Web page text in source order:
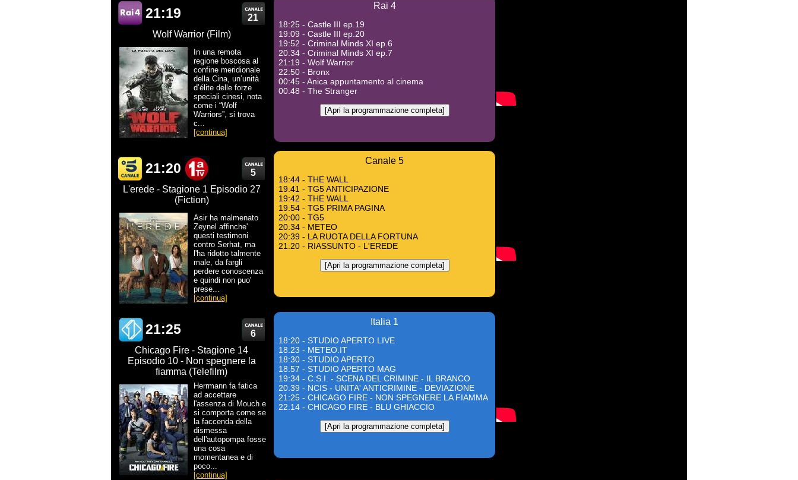
21:19
21
Wolf Warrior (Film)
In una remota
regione boscosa al
confine meridionale
della Cina, un’unità
d’élite delle forze
speciali cinesi, nota
come i “Wolf
Warriors”, si trova
c...
[continua]
Rai 4
18:25 - Castle III ep.19
19:09 - Castle III ep.20
19:52 - Criminal Minds XI ep.6
20:34 - Criminal Minds XI ep.7
21:19 - Wolf Warrior
22:50 - Bronx
00:45 - Anica appuntamento al cinema
00:48 - The Stranger
[Apri la programmazione completa]
21:20
5
L'erede - Stagione 1 Episodio 27
(Fiction)
Asir ha malmenato
Zeynel affinche'
questi testimoni
contro Serhat, ma
l'ha ridotto talmente
male, da fargli
perdere conoscenza
e quindi non puo'
prese...
[continua]
Canale 5
18:44 - THE WALL
19:41 - TG5 ANTICIPAZIONE
19:42 - THE WALL
19:54 - TG5 PRIMA PAGINA
20:00 - TG5
20:34 - METEO
20:39 - LA RUOTA DELLA FORTUNA
21:20 - RIASSUNTO - L'EREDE
[Apri la programmazione completa]
21:25
6
Chicago Fire - Stagione 14
Episodio 10 - Non spegnere la
fiamma (Telefilm)
Herrmann fa fatica
ad accettare
l'assenza di Mouch e
si comporta come se
la faccenda della
dismessa
dell'autopompa fosse
una cosa
momentanea e di
poco...
[continua]
Italia 1
18:20 - STUDIO APERTO LIVE
18:23 - METEO.IT
18:30 - STUDIO APERTO
18:57 - STUDIO APERTO MAG
19:34 - C.S.I. - SCENA DEL CRIMINE - IL BRANCO
20:39 - NCIS - UNITA' ANTICRIMINE - DEVIAZIONE
21:25 - CHICAGO FIRE - NON SPEGNERE LA FIAMMA
22:14 - CHICAGO FIRE - BLU GHIACCIO
[Apri la programmazione completa]